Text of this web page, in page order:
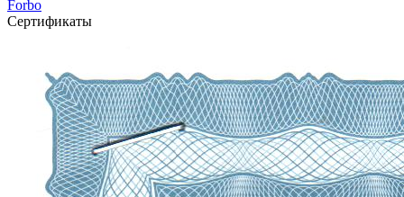
Forbo
Сертификаты